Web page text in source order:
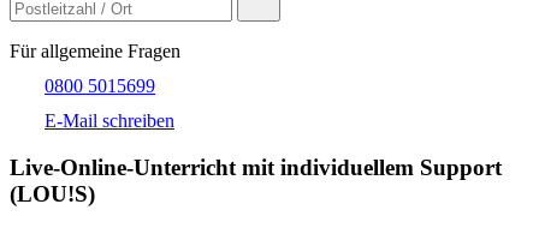
Für allgemeine Fragen
0800 5015699
E-Mail schreiben
Live-​Online-Unterricht mit individuellem Support
(LOU!S)